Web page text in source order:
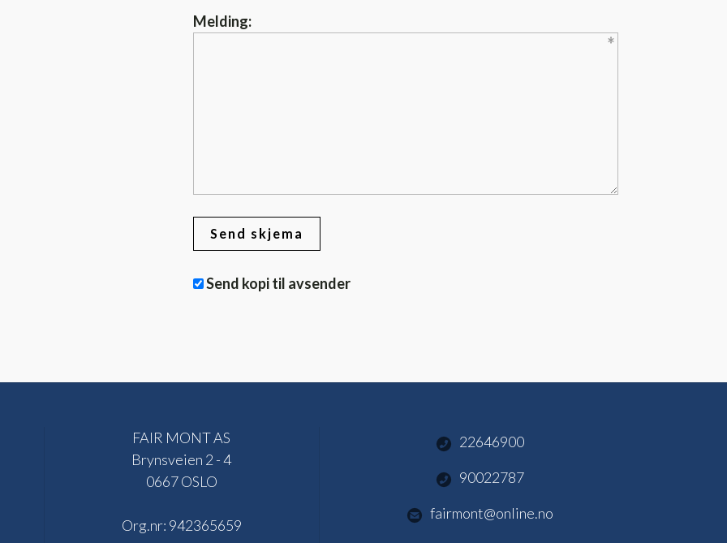
Melding:
Send kopi til avsender
FAIR MONT AS
Brynsveien 2 - 4
0667 OSLO
Org.nr: 942365659
22646900
90022787
fairmont@online.no